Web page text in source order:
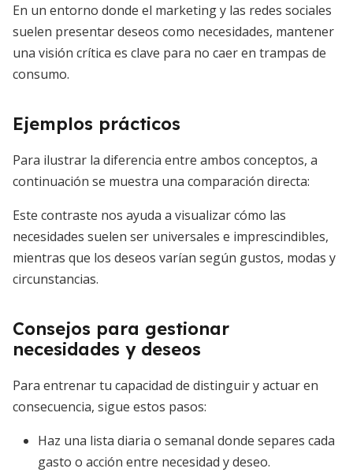
En un entorno donde el marketing y las redes sociales
suelen presentar deseos como necesidades, mantener
una visión crítica es clave para no caer en trampas de
consumo.
Ejemplos prácticos
Para ilustrar la diferencia entre ambos conceptos, a
continuación se muestra una comparación directa:
Este contraste nos ayuda a visualizar cómo las
necesidades suelen ser universales e imprescindibles,
mientras que los deseos varían según gustos, modas y
circunstancias.
Consejos para gestionar
necesidades y deseos
Para entrenar tu capacidad de distinguir y actuar en
consecuencia, sigue estos pasos:
Haz una lista diaria o semanal donde separes cada
gasto o acción entre necesidad y deseo.